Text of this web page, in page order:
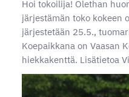
Hoi tokoilija! Olethan
järjestämän toko kokeen
järjestetään 25.5.,
Koepaikkana on Vaasan
hiekkakenttä. Lisätietoa